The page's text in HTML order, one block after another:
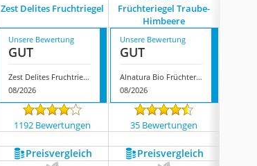
Zest Delites Fruchtriegel
Früchteriegel Traube-
Himbeere
Unsere Bewertung
GUT
Zest Delites Fruchtriegel
08/2026
Unsere Bewertung
GUT
Alnatura Bio Früchteriegel Traube-Himbeere
08/2026
1192 Bewertungen 35 Bewertungen
Preis­vergleich Preis­vergleich